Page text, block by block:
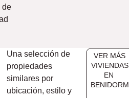
de
Una selección de
propiedades
similares por
ubicación, estilo y
VER MÁS
VIVIENDAS
EN ​
BENIDORM